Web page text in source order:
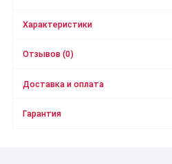
Характеристики
Отзывов (0)
Доставка и оплата
Гарантия